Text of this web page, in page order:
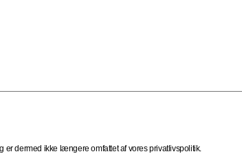
dermed ikke længere omfattet af vores privatlivspolitik.